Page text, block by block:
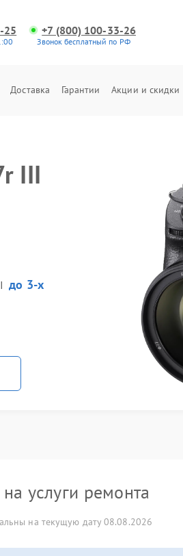
25 +7 (800) 100-33-26
Звонок бесплатный по РФ
Доставка Гарантии Акции и скидки
III
до 3-х
услуги ремонта
на текущую дату 08.08.2026